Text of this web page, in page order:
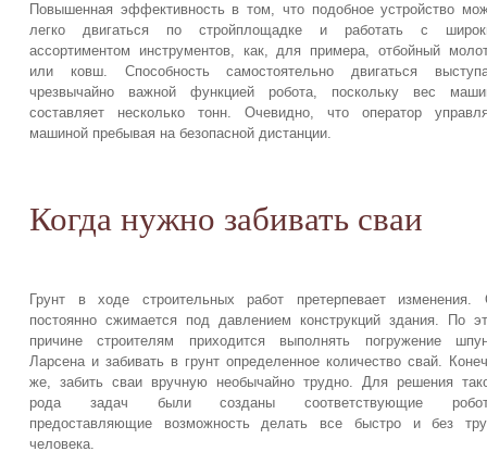
Повышенная эффективность в том, что подобное устройство
легко двигаться по стройплощадке и работать с
ассортиментом инструментов, как, для примера, отбойный
или ковш. Способность самостоятельно двигаться
чрезвычайно важной функцией робота, поскольку вес
составляет несколько тонн. Очевидно, что оператор
машиной пребывая на безопасной дистанции.
Когда нужно забивать сваи
Грунт в ходе строительных работ претерпевает изменения.
постоянно сжимается под давлением конструкций здания. По
причине строителям приходится выполнять погружение
Ларсена и забивать в грунт определенное количество свай.
же, забить сваи вручную необычайно трудно. Для решения
рода задач были созданы соответствующие
предоставляющие возможность делать все быстро и без
человека.